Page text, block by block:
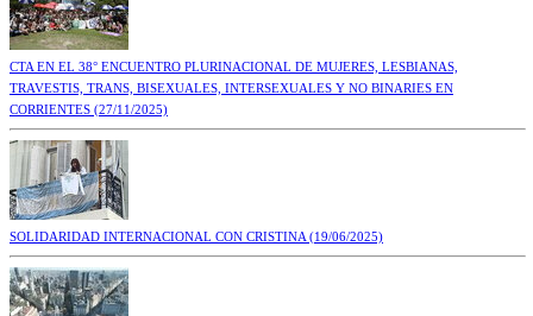
CTA EN EL 38° ENCUENTRO PLURINACIONAL DE MUJERES, LESBIANAS,
TRAVESTIS, TRANS, BISEXUALES, INTERSEXUALES Y NO BINARIES EN
CORRIENTES (27/11/2025)
SOLIDARIDAD INTERNACIONAL CON CRISTINA (19/06/2025)